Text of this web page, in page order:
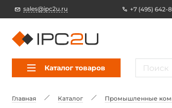
sales@ipc2u.ru +7 (495) 642-
Каталог товаров
Главная Каталог Промышленные